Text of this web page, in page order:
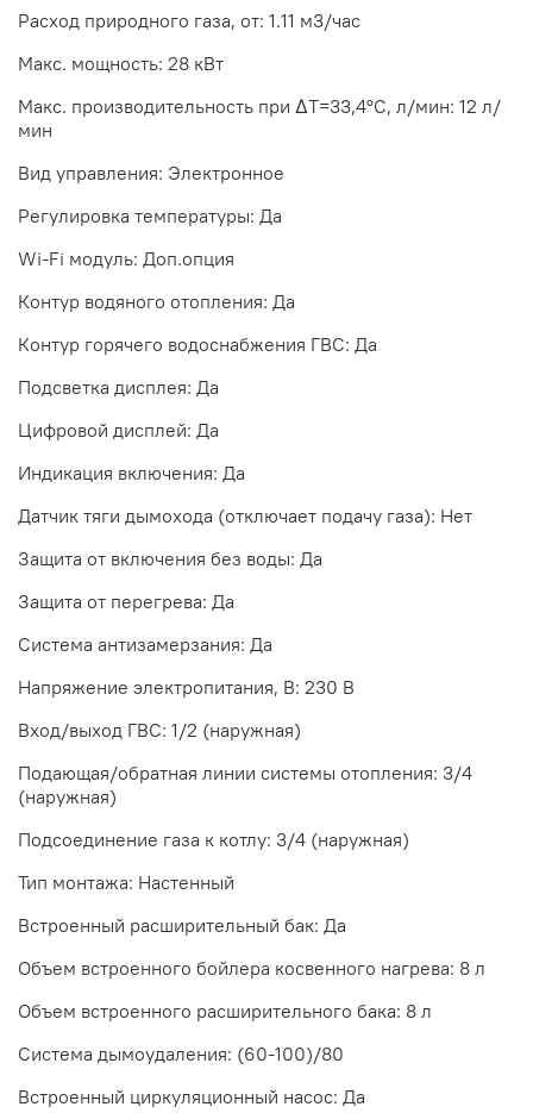
Расход природного газа, от: 1.11 м3/час
Макс. мощность: 28 кВт
Макс. производительность при ΔТ=33,4°С, л/мин: 12 л/
мин
Вид управления: Электронное
Регулировка температуры: Да
Wi-Fi модуль: Доп.опция
Контур водяного отопления: Да
Контур горячего водоснабжения ГВС: Да
Подсветка дисплея: Да
Цифровой дисплей: Да
Индикация включения: Да
Датчик тяги дымохода (отключает подачу газа): Нет
Защита от включения без воды: Да
Защита от перегрева: Да
Система антизамерзания: Да
Напряжение электропитания, В: 230 В
Вход/выход ГВС: 1/2 (наружная)
Подающая/обратная линии системы отопления: 3/4
(наружная)
Подсоединение газа к котлу: 3/4 (наружная)
Тип монтажа: Настенный
Встроенный расширительный бак: Да
Объем встроенного бойлера косвенного нагрева: 8 л
Объем встроенного расширительного бака: 8 л
Система дымоудаления: (60-100)/80
Встроенный циркуляционный насос: Да